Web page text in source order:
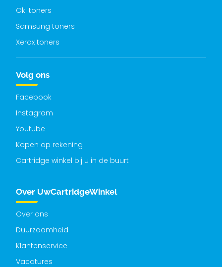
Oki toners
Samsung toners
Xerox toners
Volg ons
Facebook
Instagram
Youtube
Kopen op rekening
Cartridge winkel bij u in de buurt
Over UwCartridgeWinkel
Over ons
Duurzaamheid
Klantenservice
Vacatures